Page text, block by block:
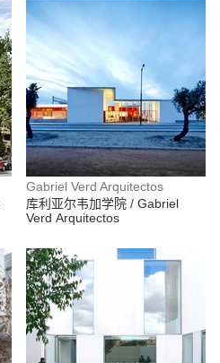
Gabriel Verd Arquitectos
库利亚尔韦加学院 / Gabriel
Verd Arquitectos